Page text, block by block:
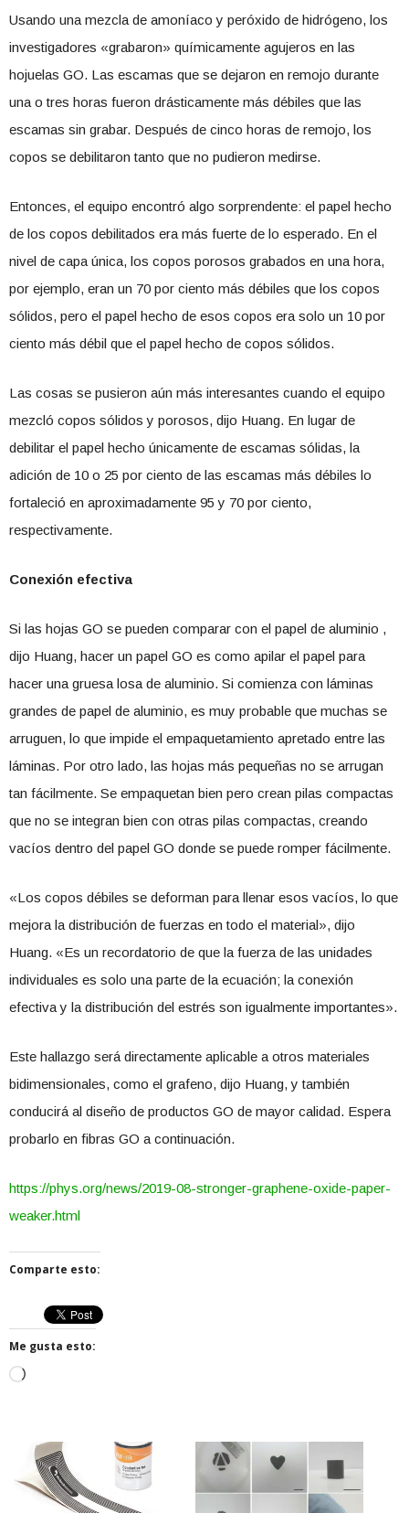
Usando una mezcla de amoníaco y peróxido de hidrógeno, los
investigadores «grabaron» químicamente agujeros en las
hojuelas GO. Las escamas que se dejaron en remojo durante
una o tres horas fueron drásticamente más débiles que las
escamas sin grabar. Después de cinco horas de remojo, los
copos se debilitaron tanto que no pudieron medirse.
Entonces, el equipo encontró algo sorprendente: el papel hecho
de los copos debilitados era más fuerte de lo esperado. En el
nivel de capa única, los copos porosos grabados en una hora,
por ejemplo, eran un 70 por ciento más débiles que los copos
sólidos, pero el papel hecho de esos copos era solo un 10 por
ciento más débil que el papel hecho de copos sólidos.
Las cosas se pusieron aún más interesantes cuando el equipo
mezcló copos sólidos y porosos, dijo Huang. En lugar de
debilitar el papel hecho únicamente de escamas sólidas, la
adición de 10 o 25 por ciento de las escamas más débiles lo
fortaleció en aproximadamente 95 y 70 por ciento,
respectivamente.
Conexión efectiva
Si las hojas GO se pueden comparar con el papel de aluminio ,
dijo Huang, hacer un papel GO es como apilar el papel para
hacer una gruesa losa de aluminio. Si comienza con láminas
grandes de papel de aluminio, es muy probable que muchas se
arruguen, lo que impide el empaquetamiento apretado entre las
láminas. Por otro lado, las hojas más pequeñas no se arrugan
tan fácilmente. Se empaquetan bien pero crean pilas compactas
que no se integran bien con otras pilas compactas, creando
vacíos dentro del papel GO donde se puede romper fácilmente.
«Los copos débiles se deforman para llenar esos vacíos, lo que
mejora la distribución de fuerzas en todo el material», dijo
Huang. «Es un recordatorio de que la fuerza de las unidades
individuales es solo una parte de la ecuación; la conexión
efectiva y la distribución del estrés son igualmente importantes».
Este hallazgo será directamente aplicable a otros materiales
bidimensionales, como el grafeno, dijo Huang, y también
conducirá al diseño de productos GO de mayor calidad. Espera
probarlo en fibras GO a continuación.
https://phys.org/news/2019-08-stronger-graphene-oxide-paper-
weaker.html
Comparte esto:
Me gusta esto:
Cargando...